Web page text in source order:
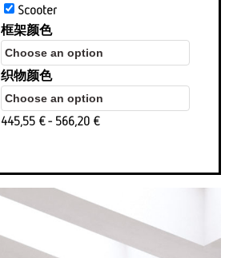
元
Scooter
框架颜色
织物颜色
445,55 €- 566,20 €